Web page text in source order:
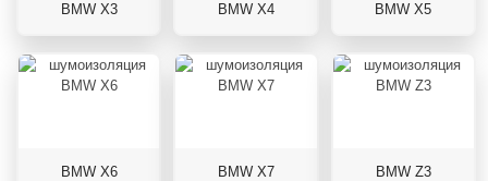
BMW X3 BMW X4 BMW X5
BMW X6 BMW X7 BMW Z3